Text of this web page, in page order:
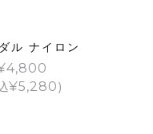
ル ナイロン
4,800
¥5,280)